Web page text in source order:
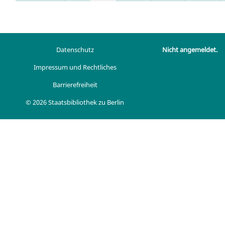
Datenschutz
Impressum und Rechtliches
Barrierefreiheit
© 2026 Staatsbibliothek zu Berlin
Nicht angemeldet.